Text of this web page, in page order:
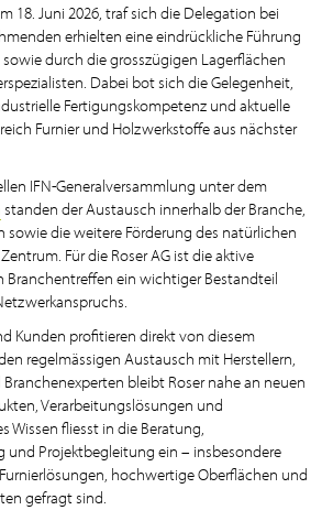
18. Juni 2026, traf sich die Delegation bei
erhielten eine eindrückliche Führung
durch die grosszügigen Lagerflächen
Dabei bot sich die Gelegenheit,
Fertigungskompetenz und aktuelle
Furnier und Holzwerkstoffe aus nächster
IFN-Generalversammlung unter dem
standen der Austausch innerhalb der Branche,
sowie die weitere Förderung des natürlichen
Für die Roser AG ist die aktive
Branchentreffen ein wichtiger Bestandteil
Kunden profitieren direkt von diesem
regelmässigen Austausch mit Herstellern,
bleibt Roser nahe an neuen
Verarbeitungslösungen und
Wissen fliesst in die Beratung,
und Projektbegleitung ein – insbesondere
hochwertige Oberflächen und
gefragt sind.